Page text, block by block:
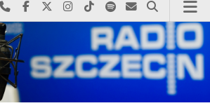
Najlepiej po prostu do nas zadzwoń
Odwiedź nas na Facebook-u
Odwiedź nas na X
Odwiedź nas na Instagram-ie
Odwiedź nas na TikTok-u
Szukaj nas na Spotify
Wyślij do nas
Szukaj